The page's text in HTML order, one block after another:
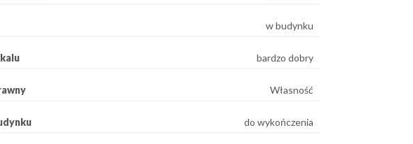
w budynku
bardzo dobry
Własność
do wykończenia